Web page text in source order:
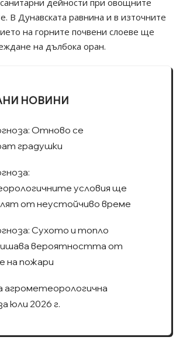
В Дунавската равнина и в източните
на горните почвени слоеве ще
на дълбока оран.
НОВИНИ
Отново се
градушки
условия ще
от неустойчиво време
Сухото и топло
вероятността от
на пожари
агрометеорологична
юли 2026 г.